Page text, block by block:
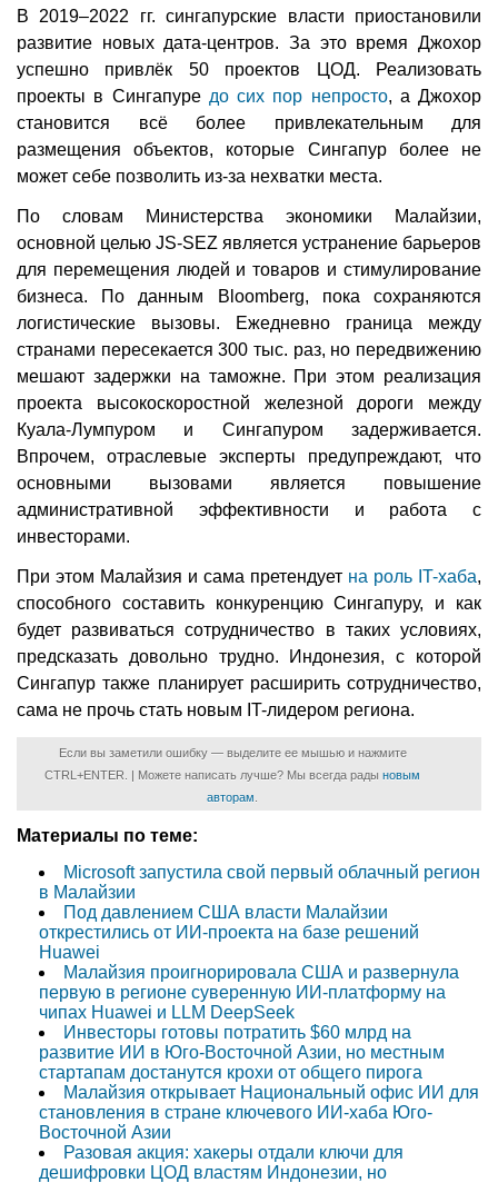
В 2019–2022 гг. сингапурские власти приостановили
развитие новых дата-центров. За это время Джохор
успешно привлёк 50 проектов ЦОД. Реализовать
проекты в Сингапуре до сих пор непросто, а Джохор
становится всё более привлекательным для
размещения объектов, которые Сингапур более не
может себе позволить из-за нехватки места.
По словам Министерства экономики Малайзии,
основной целью JS-SEZ является устранение барьеров
для перемещения людей и товаров и стимулирование
бизнеса. По данным Bloomberg, пока сохраняются
логистические вызовы. Ежедневно граница между
странами пересекается 300 тыс. раз, но передвижению
мешают задержки на таможне. При этом реализация
проекта высокоскоростной железной дороги между
Куала-Лумпуром и Сингапуром задерживается.
Впрочем, отраслевые эксперты предупреждают, что
основными вызовами является повышение
административной эффективности и работа с
инвесторами.
При этом Малайзия и сама претендует на роль IT-хаба,
способного составить конкуренцию Сингапуру, и как
будет развиваться сотрудничество в таких условиях,
предсказать довольно трудно. Индонезия, с которой
Сингапур также планирует расширить сотрудничество,
сама не прочь стать новым IT-лидером региона.
Если вы заметили ошибку — выделите ее мышью и нажмите
CTRL+ENTER. | Можете написать лучше? Мы всегда рады новым
авторам
Материалы по теме:
Microsoft запустила свой первый облачный регион
в Малайзии
Под давлением США власти Малайзии
открестились от ИИ-проекта на базе решений
Huawei
Малайзия проигнорировала США и развернула
первую в регионе суверенную ИИ-платформу на
чипах Huawei и LLM DeepSeek
Инвесторы готовы потратить $60 млрд на
развитие ИИ в Юго-Восточной Азии, но местным
стартапам достанутся крохи от общего пирога
Малайзия открывает Национальный офис ИИ для
становления в стране ключевого ИИ-хаба Юго-
Восточной Азии
Разовая акция: хакеры отдали ключи для
дешифровки ЦОД властям Индонезии, но